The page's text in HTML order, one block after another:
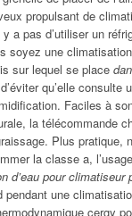
propulsant de
a pas d’utiliser un
soyez une
sur lequel se place
qu’elle
Faciles à
la télécommande
Plus
la classe a,
d’eau pour climatiseur
une
cergy